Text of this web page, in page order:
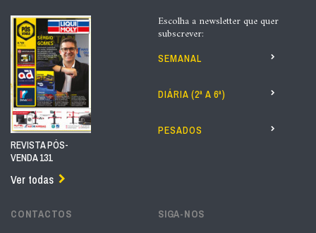
REVISTA PÓS-
VENDA 131
Ver todas
Escolha a newsletter que quer
subscrever:
SEMANAL
DIÁRIA (2ª A 6ª)
PESADOS
CONTACTOS SIGA-NOS